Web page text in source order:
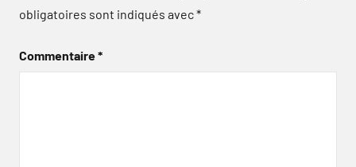
obligatoires sont indiqués avec*
Commentaire*